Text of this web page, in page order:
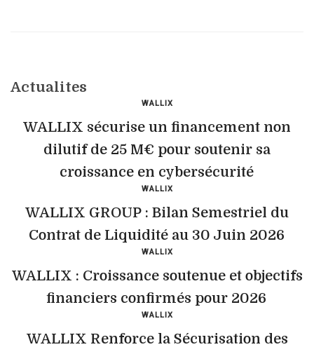
Actualites
WALLIX
WALLIX sécurise un financement non
dilutif de 25 M€ pour soutenir sa
croissance en cybersécurité
WALLIX
WALLIX GROUP : Bilan Semestriel du
Contrat de Liquidité au 30 Juin 2026
WALLIX
WALLIX : Croissance soutenue et objectifs
financiers confirmés pour 2026
WALLIX
WALLIX Renforce la Sécurisation des